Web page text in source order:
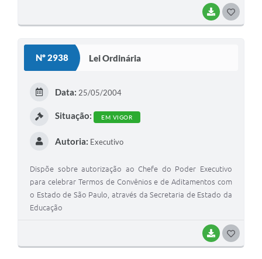
BAIXAR
Nº 2938 Lei Ordinária
BAIXAR
Data: 25/05/2004
Situação: EM VIGOR
Autoria: Executivo
Dispõe sobre autorização ao Chefe do Poder Executivo
para celebrar Termos de Convênios e de Aditamentos com
o Estado de São Paulo, através da Secretaria de Estado da
Educação